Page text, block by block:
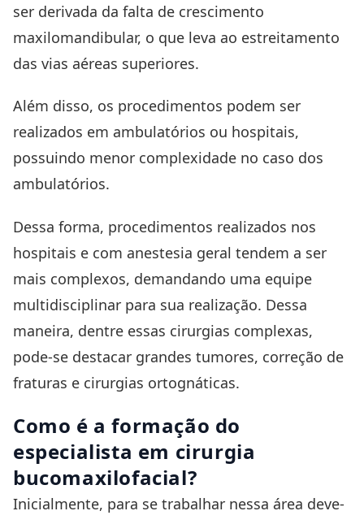
ser derivada da falta de crescimento
maxilomandibular, o que leva ao estreitamento
das vias aéreas superiores.
Além disso, os procedimentos podem ser
realizados em ambulatórios ou hospitais,
possuindo menor complexidade no caso dos
ambulatórios.
Dessa forma, procedimentos realizados nos
hospitais e com anestesia geral tendem a ser
mais complexos, demandando uma equipe
multidisciplinar para sua realização. Dessa
maneira, dentre essas cirurgias complexas,
pode-se destacar grandes tumores, correção de
fraturas e cirurgias ortognáticas.
Como é a formação do
especialista em cirurgia
bucomaxilofacial?
Inicialmente, para se trabalhar nessa área deve-